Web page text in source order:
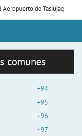
Aeropuerto de Tasiujaq
comunes
+94
+95
+96
+97